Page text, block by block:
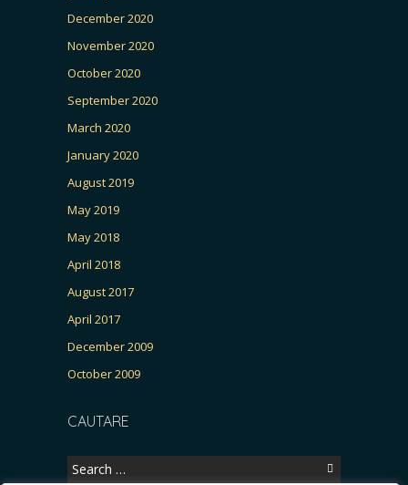
December 2020
November 2020
October 2020
September 2020
March 2020
January 2020
August 2019
May 2019
May 2018
April 2018
August 2017
April 2017
December 2009
October 2009
CAUTARE
Search